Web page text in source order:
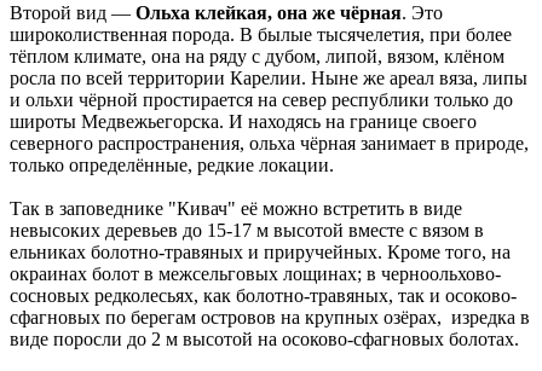
Второй вид — Ольха клейкая, она же чёрная. Это
широколиственная порода. В былые тысячелетия, при более
тёплом климате, она на ряду с дубом, липой, вязом, клёном
росла по всей территории Карелии. Ныне же ареал вяза, липы
и ольхи чёрной простирается на север республики только до
широты Медвежьегорска. И находясь на границе своего
северного распространения, ольха чёрная занимает в природе,
только определённые, редкие локации.
Так в заповеднике "Кивач" её можно встретить в виде
невысоких деревьев до 15-17 м высотой вместе с вязом в
ельниках болотно-травяных и приручейных. Кроме того, на
окраинах болот в межсельговых лощинах; в черноольхово-
сосновых редколесьях, как болотно-травяных, так и осоково-
сфагновых по берегам островов на крупных озёрах, изредка в
виде поросли до 2 м высотой на осоково-сфагновых болотах.